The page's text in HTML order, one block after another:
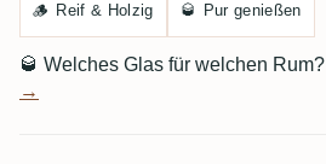
🪵 Reif & Holzig 🥃 Pur genießen
🥃 Welches Glas für welchen Rum?
→